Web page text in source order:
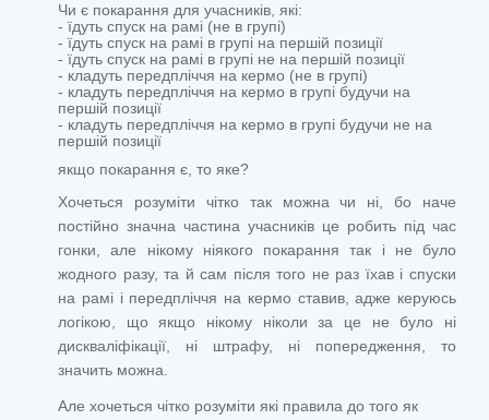
Чи є покарання для учасників, які:
- їдуть спуск на рамі (не в групі)
- їдуть спуск на рамі в групі на першій позиції
- їдуть спуск на рамі в групі не на першій позиції
- кладуть передпліччя на кермо (не в групі)
- кладуть передпліччя на кермо в групі будучи на
першій позиції
- кладуть передпліччя на кермо в групі будучи не на
першій позиції
якщо покарання є, то яке?
Хочеться розуміти чітко так можна чи ні, бо наче
постійно значна частина учасників це робить під час
гонки, але нікому ніякого покарання так і не було
жодного разу, та й сам після того не раз їхав і спуски
на рамі і передпліччя на кермо ставив, адже керуюсь
логікою, що якщо нікому ніколи за це не було ні
дискваліфікації, ні штрафу, ні попередження, то
значить можна.
Але хочеться чітко розуміти які правила до того як